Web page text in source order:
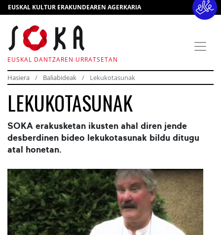
EUSKAL KULTUR ERAKUNDEAREN AGERKARIA
EUSKAL DANTZAREN URRATSETAN
Hasiera Baliabideak Lekukotasunak
LEKUKOTASUNAK
SOKA erakusketan ikusten ahal diren jende
desberdinen bideo lekukotasunak bildu ditugu
atal honetan.